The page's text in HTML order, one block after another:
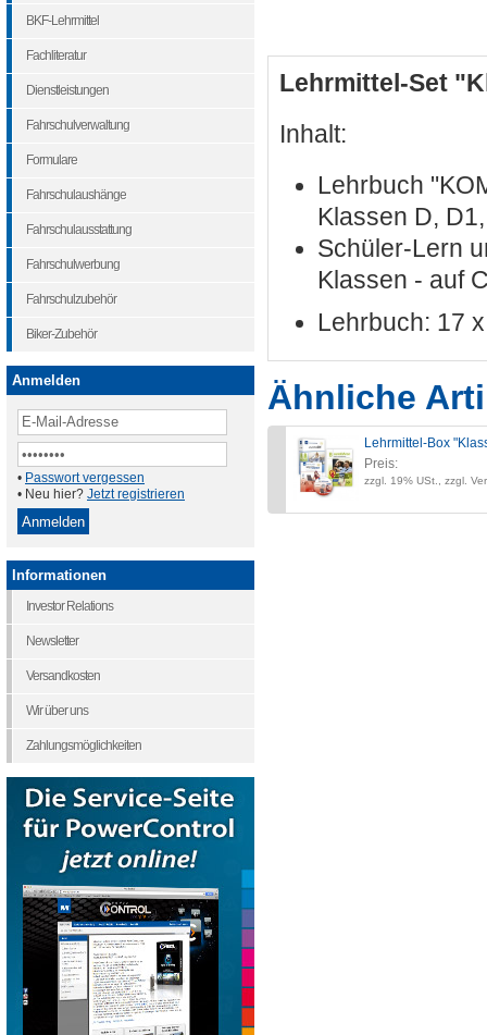
Lehrmittel-Set
Inhalt:
Lehrbuch
Klassen D,
Schüler-Lern
Klassen - auf
Lehrbuch: 17
Ähnliche
Lehrmittel-Box
Preis:
zzgl. 19% USt., zzgl.
BKF-Lehrmittel
Fachliteratur
Dienstleistungen
Fahrschulverwaltung
Formulare
Fahrschulaushänge
Fahrschulausstattung
Fahrschulwerbung
Fahrschulzubehör
Biker-Zubehör
Anmelden
• Passwort vergessen
• Neu hier? Jetzt registrieren
Informationen
Investor Relations
Newsletter
Versandkosten
Wir über uns
Zahlungsmöglichkeiten